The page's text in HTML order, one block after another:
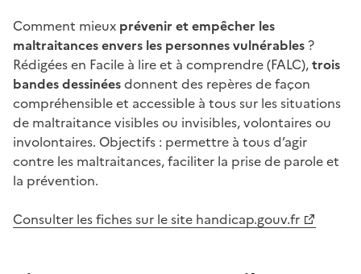
Comment mieux prévenir et empêcher les
maltraitances envers les personnes vulnérables ?
Rédigées en Facile à lire et à comprendre (FALC),trois
bandes dessinéesdonnent des repères de façon
compréhensible et accessible à tous sur les situations
de maltraitance visibles ou invisibles, volontaires ou
involontaires. Objectifs : permettre à tous d’agir
contre les maltraitances, faciliter la prise de parole et
la prévention.
Consulter les fiches sur le site handicap.gouv.fr